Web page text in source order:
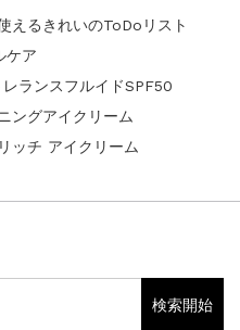
えるきれいのToDoリスト
ケア
ランスフルイドSPF50
ングアイクリーム
ッチ アイクリーム